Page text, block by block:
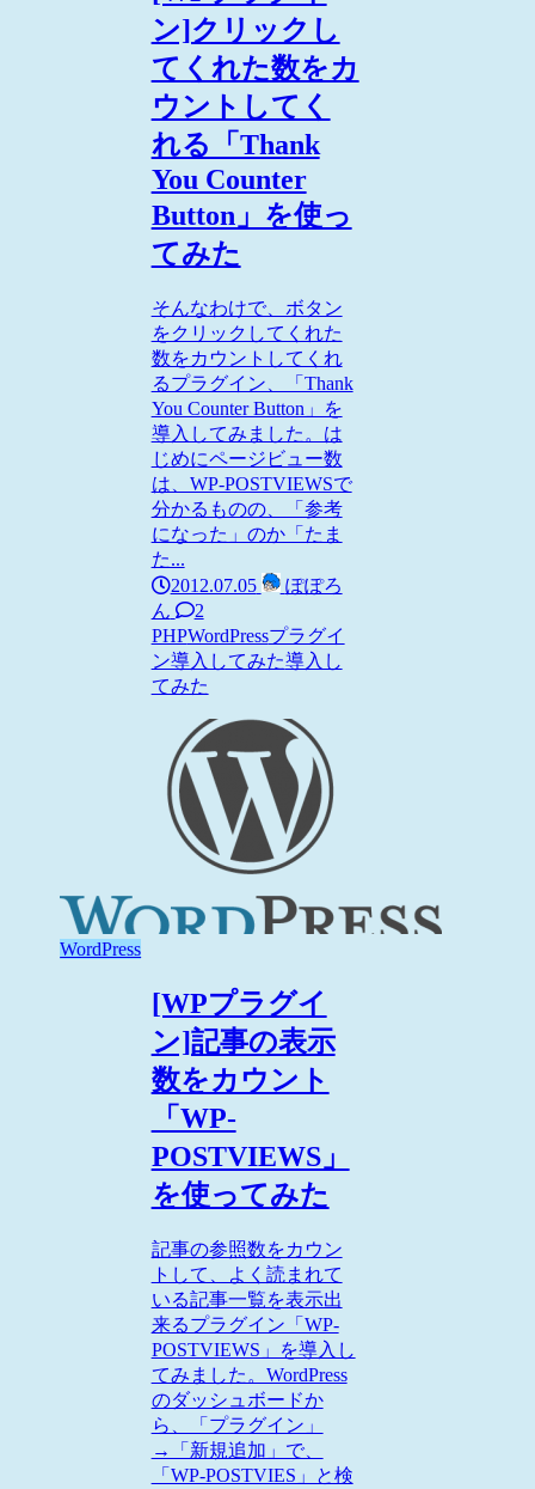
ン]クリックし
てくれた数をカ
ウントしてく
れる「Thank
You Counter
Button」を使っ
てみた
そんなわけで、ボタン
をクリックしてくれた
数をカウントしてくれ
るプラグイン、「Thank
You Counter Button」を
導入してみました。は
じめにページビュー数
は、WP-POSTVIEWSで
分かるものの、「参考
になった」のか「たま
た...
2012.07.05
ぽぽろ
ん
2
PHPWordPressプラグイ
ン導入してみた導入し
てみた
WordPress
[WPプラグイ
ン]記事の表示
数をカウント
「WP-
POSTVIEWS」
を使ってみた
記事の参照数をカウン
トして、よく読まれて
いる記事一覧を表示出
来るプラグイン「WP-
POSTVIEWS」を導入し
てみました。WordPress
のダッシュボードか
ら、「プラグイン」
→「新規追加」で、
「WP-POSTVIES」と検